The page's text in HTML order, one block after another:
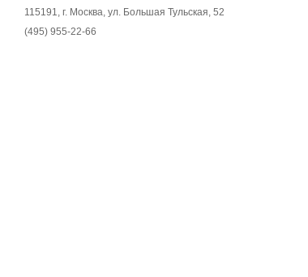
115191, г. Москва, ул. Большая Тульская, 52
(495) 955-22-66